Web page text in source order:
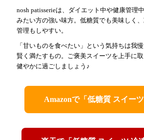
nosh patisserieは、ダイエット中や健康管理
みたい方の強い味方。低糖質でも美味しく
管理もしやすい。
「甘いものを食べたい」という気持ちは我
賢く満たすもの。ご褒美スイーツを上手に
健やかに過ごしましょう♪
Amazonで「低糖質 スイー